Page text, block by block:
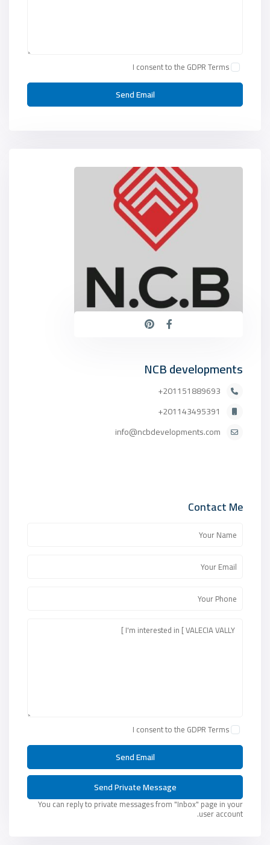
I consent to the GDPR Terms
NCB developments
201151889693+
201143495391+
info@ncbdevelopments.com
Contact Me
I consent to the GDPR Terms
You can reply to private messages from "Inbox" page in your
user account.